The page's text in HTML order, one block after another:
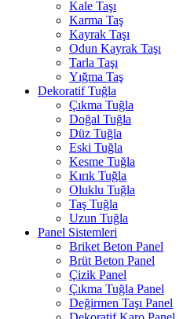
Kale Taşı
Karma Taş
Kayrak Taşı
Odun Kayrak Taşı
Tarla Taşı
Yığma Taş
Dekoratif Tuğla
Çıkma Tuğla
Doğal Tuğla
Düz Tuğla
Eski Tuğla
Kesme Tuğla
Kırık Tuğla
Oluklu Tuğla
Taş Tuğla
Uzun Tuğla
Panel Sistemleri
Briket Beton Panel
Brüt Beton Panel
Çizik Panel
Çıkma Tuğla Panel
Değirmen Taşı Panel